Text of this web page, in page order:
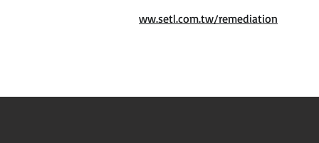
ww.setl.com.tw/remediation